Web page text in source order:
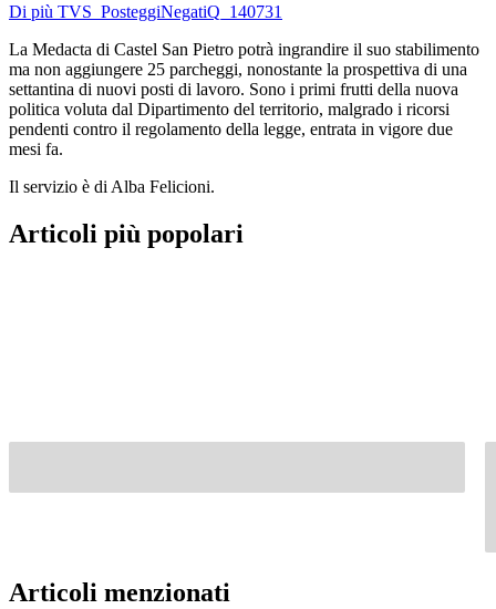
Di più TVS_PosteggiNegatiQ_140731
La Medacta di Castel San Pietro potrà ingrandire il suo stabilimento
ma non aggiungere 25 parcheggi, nonostante la prospettiva di una
settantina di nuovi posti di lavoro. Sono i primi frutti della nuova
politica voluta dal Dipartimento del territorio, malgrado i ricorsi
pendenti contro il regolamento della legge, entrata in vigore due
mesi fa.
Il servizio è di Alba Felicioni.
Articoli più popolari
Articoli menzionati